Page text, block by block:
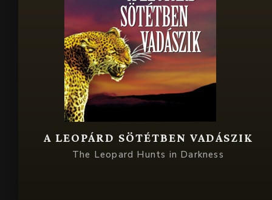
A LEOPÁRD SÖTÉTBEN VADÁSZIK
The Leopard Hunts in Darkness